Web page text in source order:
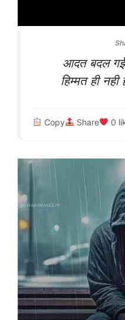
आदत बदल
हिम्मत ही नही
Copy Share 0